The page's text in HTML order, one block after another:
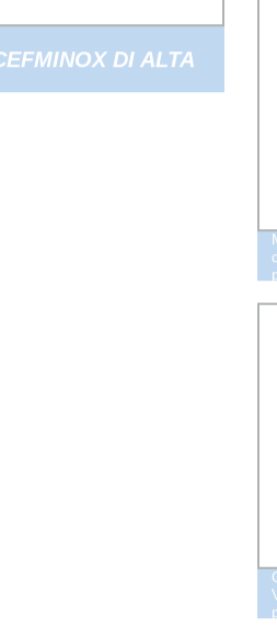
DI ALTA